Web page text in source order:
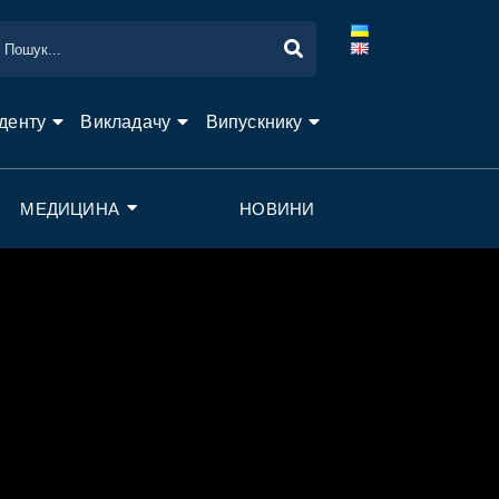
Викладачу Випускнику
МЕДИЦИНА НОВИНИ